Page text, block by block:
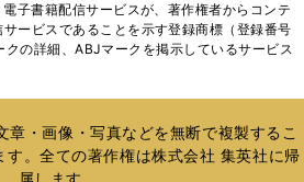
く
ド
ウ
で
ィ
ン
ド
開
く
子書籍配信サービスが、著作権者からコンテ
ービスであることを示す登録商標（登録番号
の詳細、ABJマークを掲示しているサービス
章・画像・写真などを無断で複製するこ
す。全ての著作権は株式会社 集英社に帰